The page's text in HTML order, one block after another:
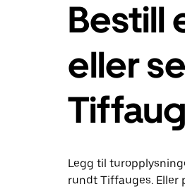
Bestill
eller
Legg til
rundt Tiffauges. Eller